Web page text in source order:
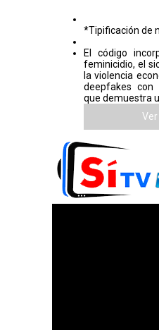
*Tipificación de
El código
feminicidio, el
la violencia
deepfakes con
que demuestra